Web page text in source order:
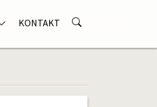
KONTAKT